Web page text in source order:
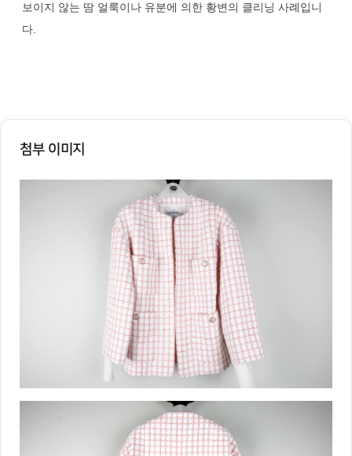
보이지 않는 땀 얼룩이나 유분에 의한 황변의 클리닝 사례입니
다.
첨부 이미지